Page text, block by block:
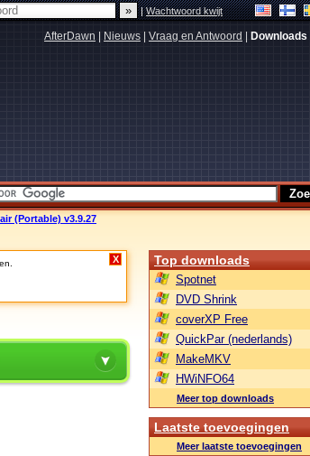
|Wachtwoord kwijt
AfterDawn Nieuws Vraag en Antwoord Downloads
(Portable) v3.9.27
X Top downloads
Spotnet
DVD Shrink
coverXP Free
QuickPar (nederlands)
MakeMKV
HWiNFO64
Meer top downloads
Laatste toevoegingen
Meer laatste toevoegingen